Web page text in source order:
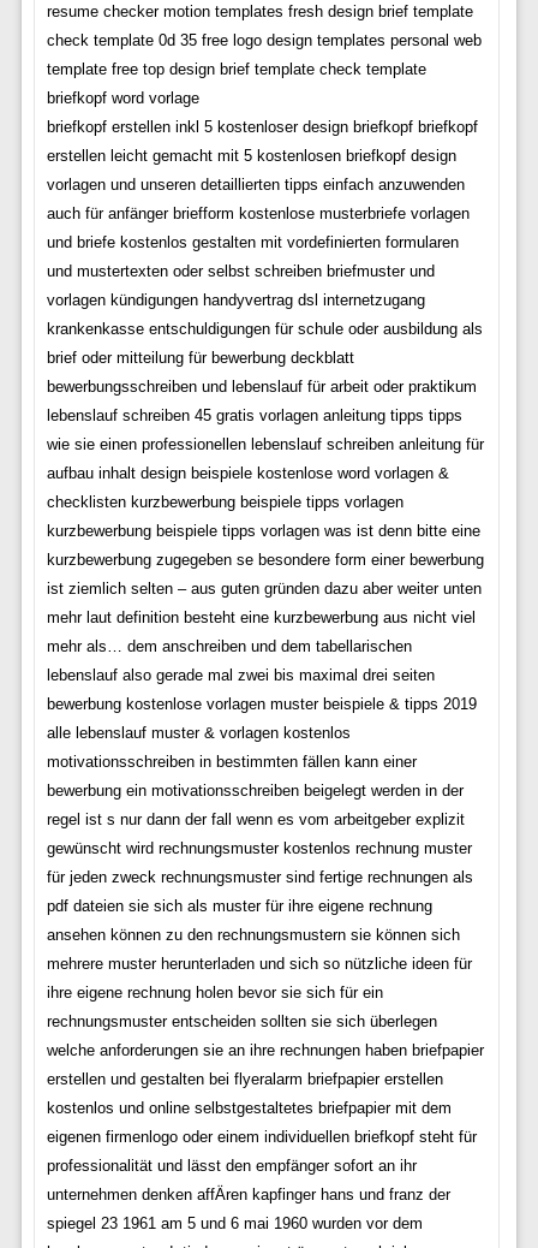
resume checker motion templates fresh design brief template
check template 0d 35 free logo design templates personal web
template free top design brief template check template
briefkopf word vorlage
briefkopf erstellen inkl 5 kostenloser design briefkopf briefkopf
erstellen leicht gemacht mit 5 kostenlosen briefkopf design
vorlagen und unseren detaillierten tipps einfach anzuwenden
auch für anfänger briefform kostenlose musterbriefe vorlagen
und briefe kostenlos gestalten mit vordefinierten formularen
und mustertexten oder selbst schreiben briefmuster und
vorlagen kündigungen handyvertrag dsl internetzugang
krankenkasse entschuldigungen für schule oder ausbildung als
brief oder mitteilung für bewerbung deckblatt
bewerbungsschreiben und lebenslauf für arbeit oder praktikum
lebenslauf schreiben 45 gratis vorlagen anleitung tipps tipps
wie sie einen professionellen lebenslauf schreiben anleitung für
aufbau inhalt design beispiele kostenlose word vorlagen &
checklisten kurzbewerbung beispiele tipps vorlagen
kurzbewerbung beispiele tipps vorlagen was ist denn bitte eine
kurzbewerbung zugegeben se besondere form einer bewerbung
ist ziemlich selten – aus guten gründen dazu aber weiter unten
mehr laut definition besteht eine kurzbewerbung aus nicht viel
mehr als… dem anschreiben und dem tabellarischen
lebenslauf also gerade mal zwei bis maximal drei seiten
bewerbung kostenlose vorlagen muster beispiele & tipps 2019
alle lebenslauf muster & vorlagen kostenlos
motivationsschreiben in bestimmten fällen kann einer
bewerbung ein motivationsschreiben beigelegt werden in der
regel ist s nur dann der fall wenn es vom arbeitgeber explizit
gewünscht wird rechnungsmuster kostenlos rechnung muster
für jeden zweck rechnungsmuster sind fertige rechnungen als
pdf dateien sie sich als muster für ihre eigene rechnung
ansehen können zu den rechnungsmustern sie können sich
mehrere muster herunterladen und sich so nützliche ideen für
ihre eigene rechnung holen bevor sie sich für ein
rechnungsmuster entscheiden sollten sie sich überlegen
welche anforderungen sie an ihre rechnungen haben briefpapier
erstellen und gestalten bei flyeralarm briefpapier erstellen
kostenlos und online selbstgestaltetes briefpapier mit dem
eigenen firmenlogo oder einem individuellen briefkopf steht für
professionalität und lässt den empfänger sofort an ihr
unternehmen denken affÄren kapfinger hans und franz der
spiegel 23 1961 am 5 und 6 mai 1960 wurden vor dem